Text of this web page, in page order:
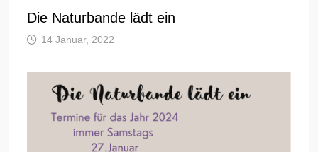
Die Naturbande lädt ein
14 Januar, 2022